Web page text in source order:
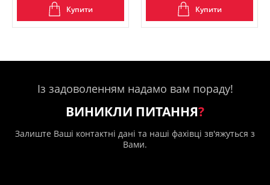
Купити Купити
Із задоволенням надамо вам пораду!
ВИНИКЛИ ПИТАННЯ?
Залиште Ваші контактні дані та наші фахівці зв'яжуться з
Вами.